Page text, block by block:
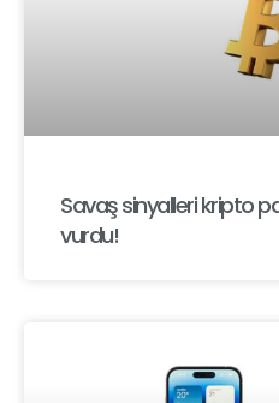
Savaş sinyalleri kripto
vurdu!